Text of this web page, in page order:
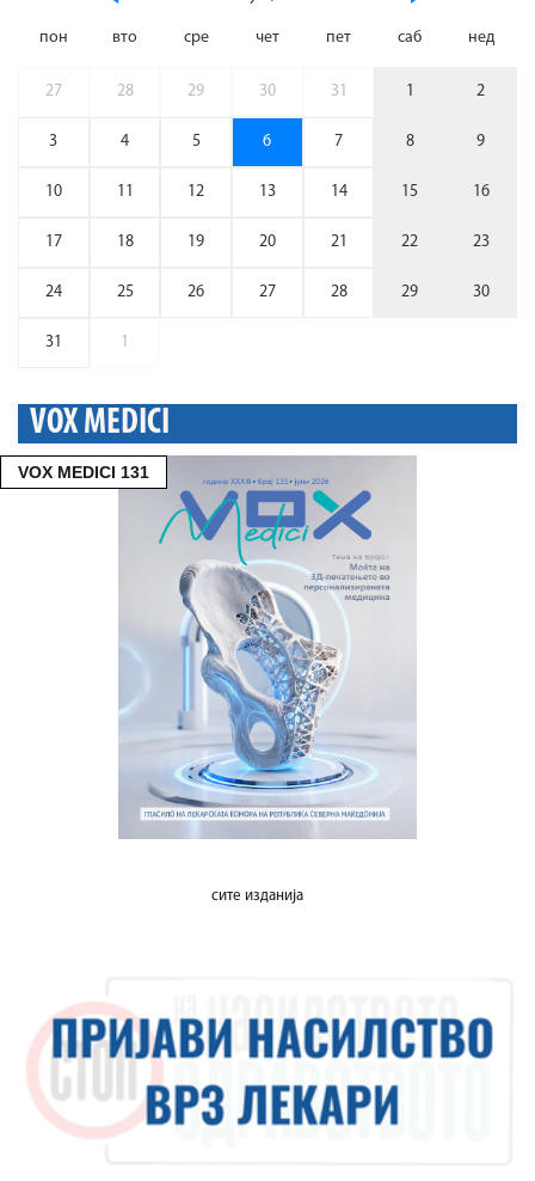
пон вто сре чет пет саб нед
27 28 29 30 31 1 2
3 4 5 6 7 8 9
10 11 12 13 14 15 16
17 18 19 20 21 22 23
24 25 26 27 28 29 30
31 1
VOX MEDICI
VOX MEDICI 131
сите изданија